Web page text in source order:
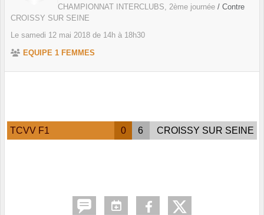
CHAMPIONNAT INTERCLUBS, 2ème journée / Contre
CROISSY SUR SEINE
Le samedi 12 mai 2018 de 14h à 18h30
EQUIPE 1 FEMMES
TCVV F1 0 6 CROISSY SUR SEINE